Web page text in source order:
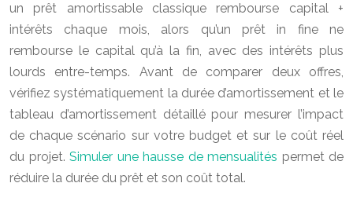
un prêt amortissable classique rembourse capital +
intérêts chaque mois, alors qu’un prêt in fine ne
rembourse le capital qu’à la fin, avec des intérêts plus
lourds entre-temps. Avant de comparer deux offres,
vérifiez systématiquement la durée d’amortissement et le
tableau d’amortissement détaillé pour mesurer l’impact
de chaque scénario sur votre budget et sur le coût réel
du projet. Simuler une hausse de mensualités permet de
réduire la durée du prêt et son coût total.